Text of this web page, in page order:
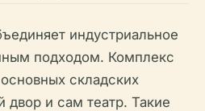
индустриальное
подходом. Комплекс
складских
двор и сам театр. Такие